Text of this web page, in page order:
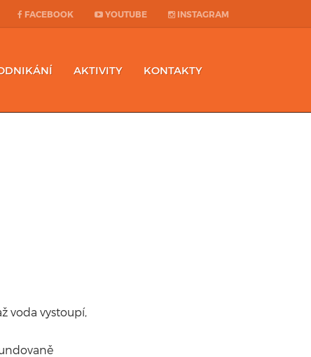
FACEBOOK YOUTUBE INSTAGRAM
AKTIVITY KONTAKTY
voda vystoupí,